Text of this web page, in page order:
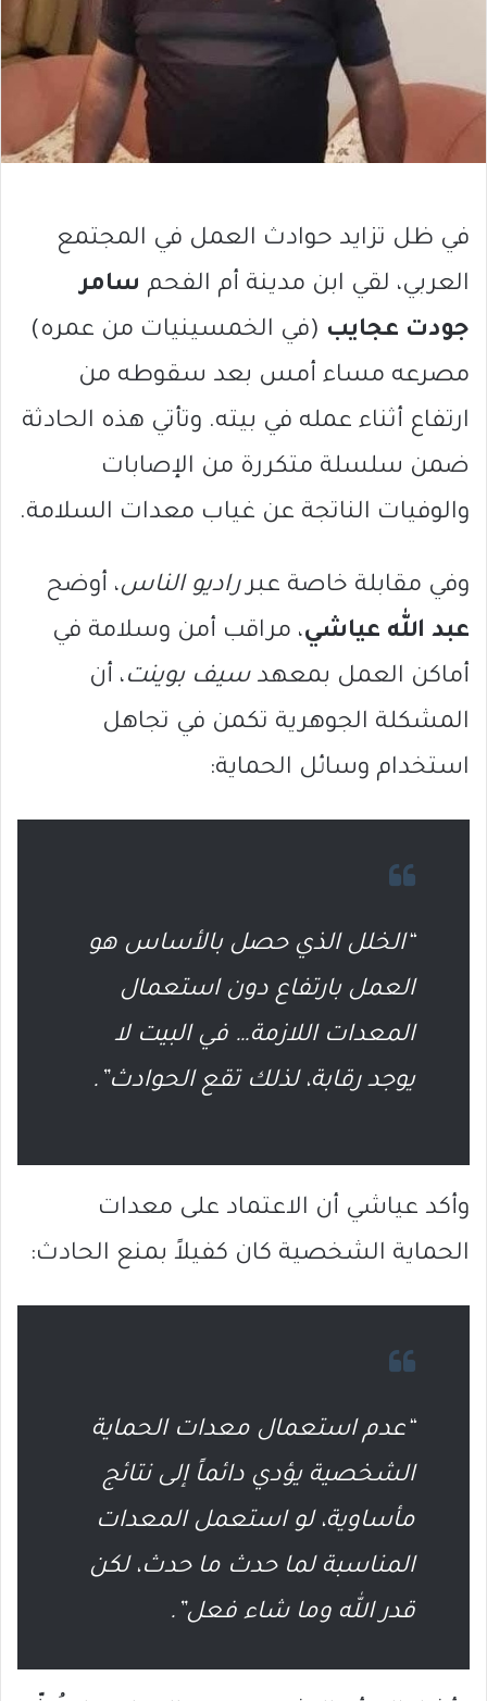
في ظل تزايد حوادث العمل في المجتمع
العربي، لقي ابن مدينة أم الفحم سامر
جودت عجايب (في الخمسينيات من عمره)
مصرعه مساء أمس بعد سقوطه من
ارتفاع أثناء عمله في بيته. وتأتي هذه الحادثة
ضمن سلسلة متكررة من الإصابات
والوفيات الناتجة عن غياب معدات السلامة.
وفي مقابلة خاصة عبرراديو الناس، أوضح
عبد الله عياشي، مراقب أمن وسلامة في
أماكن العمل بمعهدسيف بوينت، أن
المشكلة الجوهرية تكمن في تجاهل
استخدام وسائل الحماية:
“الخلل الذي حصل بالأساس هو
العمل بارتفاع دون استعمال
المعدات اللازمة… في البيت لا
يوجد رقابة، لذلك تقع الحوادث”.
وأكد عياشي أن الاعتماد على معدات
الحماية الشخصية كان كفيلاً بمنع الحادث:
“عدم استعمال معدات الحماية
الشخصية يؤدي دائماً إلى نتائج
مأساوية، لو استعمل المعدات
المناسبة لما حدث ما حدث، لكن
قدر الله وما شاء فعل”.